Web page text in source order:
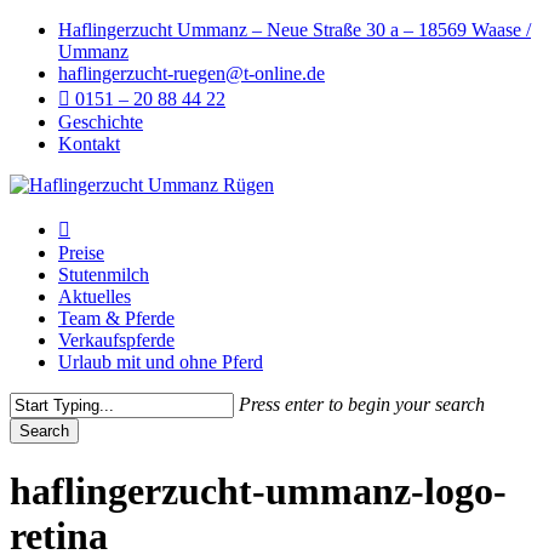
Skip
main
content
Haflingerzucht Ummanz – Neue Straße 30 a – 18569 Waase /
Ummanz
haflingerzucht-ruegen@t-online.de
0151 – 20 88 44 22
Geschichte
Kontakt
Menu
Preise
Stutenmilch
Aktuelles
Team & Pferde
Verkaufspferde
Urlaub mit und ohne Pferd
Press enter to begin your search
Search
Search
haflingerzucht-ummanz-logo-
retina